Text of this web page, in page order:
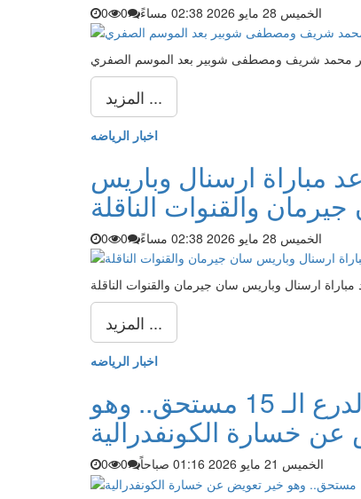
الخميس 28 مايو 2026 02:38 مساءً 0
0
محمد شريف ومصطفى شوبير بعد الموسم الصفري
المزيد ...
اخبار الرياضه
أبطال أوروبا 2026: موعد مباراة ارسنال وباريس
والقنوات الناقلة
الخميس 28 مايو 2026 02:38 مساءً 0
0
المزيد ...
اخبار الرياضه
معتمد جمال بعد التتويج بالدوري: الدرع الـ 15 مستحق.. وهو
خسارة الكونفدرالية
الخميس 21 مايو 2026 01:16 صباحاً 0
0